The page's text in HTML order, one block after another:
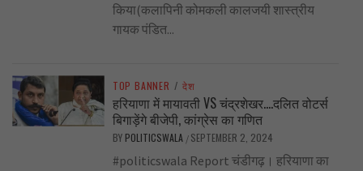
किया(कलापिनी कोमकली कालजयी शास्त्रीय
गायक पंडित...
TOP BANNER / देश
हरियाणा में मायावती VS चंद्रशेखर….दलित वोटर्स
बिगाड़ेंगे बीजेपी, कांग्रेस का गणित
BY POLITICSWALA / SEPTEMBER 2, 2024
#politicswala Report चंडीगढ़। हरियाणा का